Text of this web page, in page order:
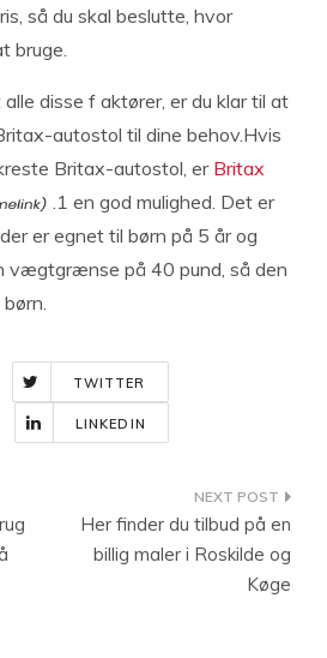
så du skal beslutte, hvor
bruge.
disse f aktører, er du klar til at
autostol til dine behov.Hvis
Britax-autostol, er Britax
.1 en god mulighed. Det er
er egnet til børn på 5 år og
vægtgrænse på 40 pund, så den
TWITTER
LINKEDIN
Her finder du tilbud på en
billig maler i Roskilde og
Køge